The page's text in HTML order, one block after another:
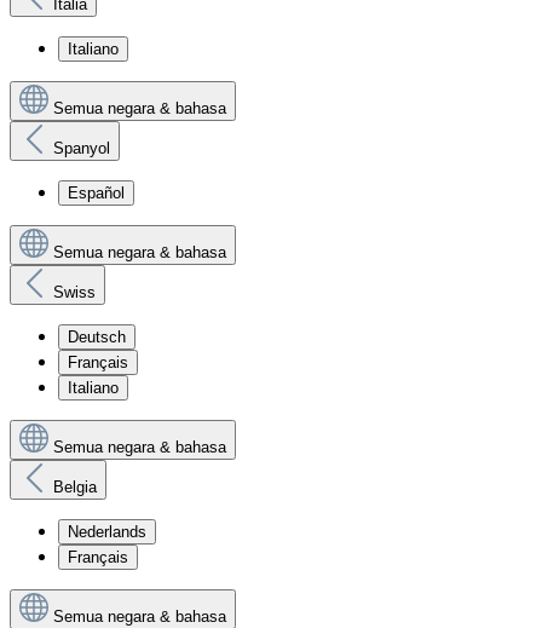
Italia
Italiano
Semua negara & bahasa
Spanyol
Español
Semua negara & bahasa
Swiss
Deutsch
Français
Italiano
Semua negara & bahasa
Belgia
Nederlands
Français
Semua negara & bahasa